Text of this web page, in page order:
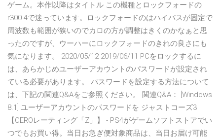
ゲーム。本作以降はタイトル この機種とロックフォードの
r300-4で迷っています。ロックフォードのはハイパスが固定で
周波数も範囲が狭いのでカロの方が調整はきくのかなぁと思
ったのですが、ウーハーにロックフォードのきれの良さにも
気になります。 2020/05/12 2019/06/11 PCをロックするに
は、あらかじめユーザーアカウントのパスワードが設定され
ている必要があります。 パスワードを設定する方法について
は、下記の関連Q&Aをご参照ください。 関連Q&A： [Windows
8.1] ユーザーアカウントのパスワードを ジャストコーズ3
【CEROレーティング「Z」】 - PS4がゲームソフトストアでい
つでもお買い得。当日お急ぎ便対象商品は、当日お届け可能